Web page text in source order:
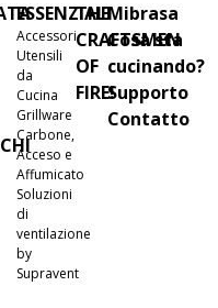
ESSENZIALI
Accessori
Utensili
da
Cucina
Grillware
Carbone,
Acceso e
Affumicato
Soluzioni
di
ventilazione
by
Supravent
THE
CRAFTSMEN
OF
FIRE!
Mibrasa
Cosa sta
cucinando?
Supporto
Contatto